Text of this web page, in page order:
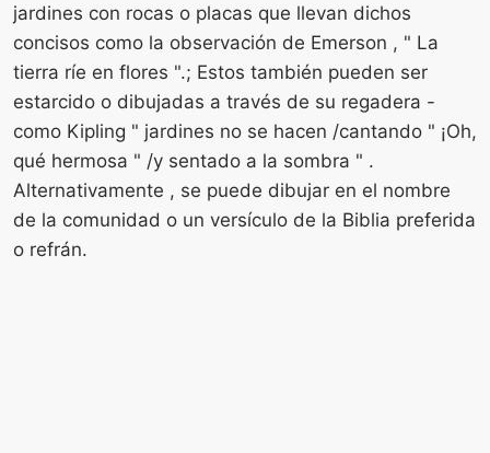
jardines con rocas o placas que llevan dichos
concisos como la observación de Emerson , " La
tierra ríe en flores ".; Estos también pueden ser
estarcido o dibujadas a través de su regadera -
como Kipling " jardines no se hacen /cantando " ¡Oh,
qué hermosa " /y sentado a la sombra " .
Alternativamente , se puede dibujar en el nombre
de la comunidad o un versículo de la Biblia preferida
o refrán.